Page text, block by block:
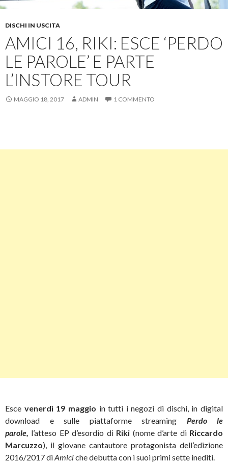
DISCHI IN USCITA
AMICI 16, RIKI: ESCE ‘PERDO
LE PAROLE’ E PARTE
L’INSTORE TOUR
MAGGIO 18, 2017 ADMIN 1 COMMENTO
Esce venerdì 19 maggio in tutti i negozi di dischi, in digital
download e sulle piattaforme streaming Perdo le
parole, l’atteso EP d’esordio di Riki (nome d’arte di Riccardo
Marcuzzo),
il giovane cantautore protagonista dell’edizione
2016/2017 diAmiciche debutta con i suoi primi sette inediti.